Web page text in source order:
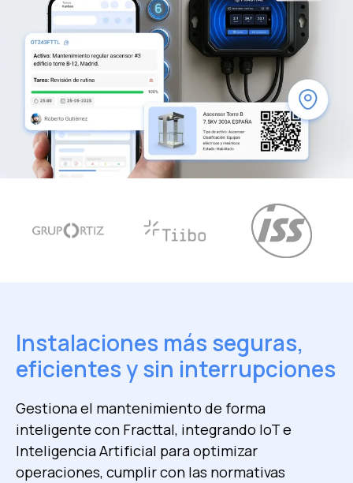
Instalaciones más seguras,
eficientes y sin interrupciones
Gestiona el mantenimiento de forma
inteligente con Fracttal, integrando IoT e
Inteligencia Artificial para optimizar
operaciones, cumplir con las normativas